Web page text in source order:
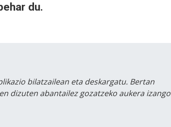
du.
bilatzailean eta deskargatu. Bertan
dizuten abantailez gozatzeko aukera izango